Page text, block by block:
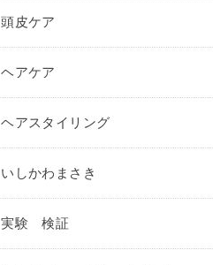
頭皮ケア
ヘアケア
ヘアスタイリング
いしかわまさき
実験 検証